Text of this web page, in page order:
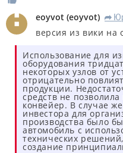
eoyvot (eoyvot) R
версия из вики на
Использование для
оборудования
некоторых узлов от
отрицательно
продукции.
средств не
конвейер. В случае
инвестора для
производства было
автомобиль с
технических
создание